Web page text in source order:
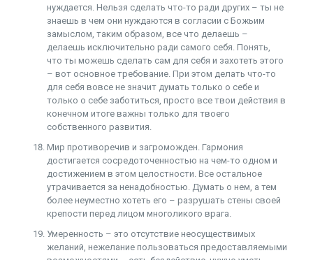
нуждается. Нельзя сделать что-то ради других – ты не
знаешь в чем они нуждаются в согласии с Божьим
замыслом, таким образом, все что делаешь –
делаешь исключительно ради самого себя. Понять,
что ты можешь сделать сам для себя и захотеть этого
– вот основное требование. При этом делать что-то
для себя вовсе не значит думать только о себе и
только о себе заботиться, просто все твои действия в
конечном итоге важны только для твоего
собственного развития.
Мир противоречив и загроможден. Гармония
достигается сосредоточенностью на чем-то одном и
достижением в этом целостности. Все остальное
утрачивается за ненадобностью. Думать о нем, а тем
более неуместно хотеть его – разрушать стены своей
крепости перед лицом многоликого врага.
Умеренность – это отсутствие неосуществимых
желаний, нежелание пользоваться предоставляемыми